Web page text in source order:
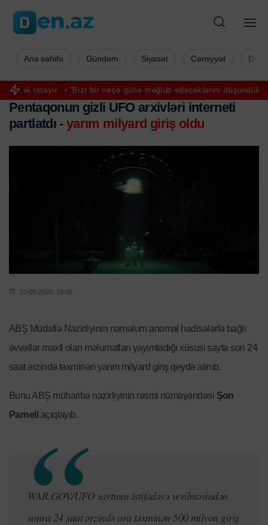
istəyir “Bizi bir neçə günə məğlub edəcəklərini düşündülər” –
Ana səhifə Gündəm Siyasət Cəmiyyət
Pentaqonun gizli UFO arxivləri interneti
partlatdı -yarım milyard giriş oldu
10-05-2026, 19:00
ABŞ Müdafiə Nazirliyinin naməlum anomal hadisələrlə bağlı
əvvəllər məxfi olan məlumatları yayımladığı xüsusi sayta son 24
saat ərzində təxminən yarım milyard giriş qeydə alınıb.
Bunu ABŞ müharibə nazirliyinin rəsmi nümayəndəsi Şon
Parnell
açıqlayıb.
WAR.GOV/UFO saytının istifadəyə verilməsindən
sonra 24 saat ərzində ora təxminən 500 milyon giriş